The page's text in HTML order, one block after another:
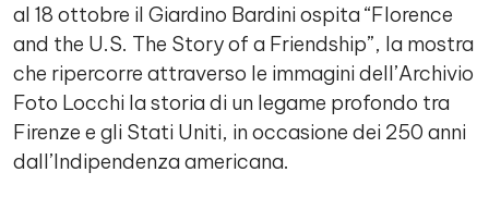
al 18 ottobre il Giardino Bardini ospita “Florence
and the U.S. The Story of a Friendship”, la mostra
che ripercorre attraverso le immagini dell’Archivio
Foto Locchi la storia di un legame profondo tra
Firenze e gli Stati Uniti, in occasione dei 250 anni
dall’Indipendenza americana.